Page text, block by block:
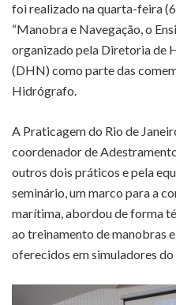
foi realizado na quarta-feira
“Manobra e Navegação, o
organizado pela Diretoria de
(DHN) como parte das
Hidrógrafo.
A Praticagem do Rio de
coordenador de
outros dois práticos e pela
seminário, um marco para a
marítima, abordou de forma
ao treinamento de manobras
oferecidos em simuladores do